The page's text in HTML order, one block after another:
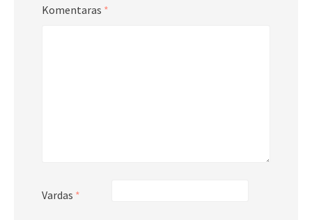
Komentaras *
Vardas *